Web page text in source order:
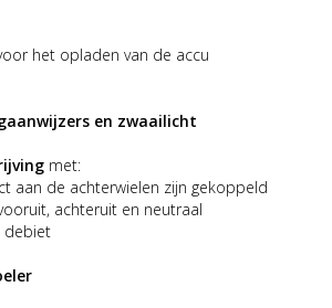
het opladen van de accu
en zwaailicht
met:
aan de achterwielen zijn gekoppeld
achteruit en neutraal
debiet